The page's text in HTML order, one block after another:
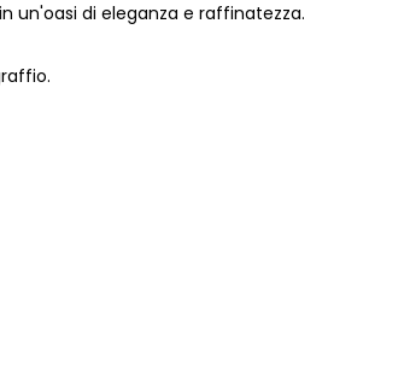
un'oasi di eleganza e raffinatezza.